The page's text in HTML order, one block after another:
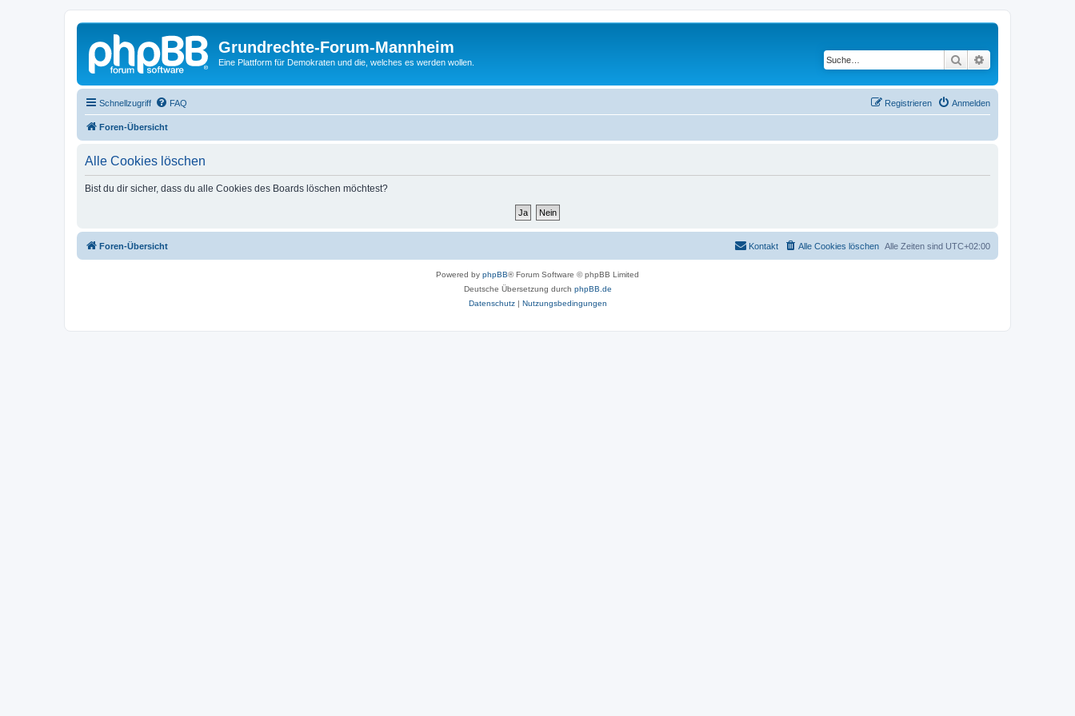
Grundrechte-Forum-Mannheim
Eine Plattform für Demokraten und die, welches es werden wollen. Suche
Schnellzugriff FAQ Anmelden
Registrieren
Foren-Übersicht
Alle Cookies löschen
Bist du dir sicher, dass du alle Cookies des Boards löschen möchtest?
Foren-Übersicht Alle Zeiten sind UTC+02:00
Alle Cookies löschen
Kontakt
Powered by phpBB® Forum Software © phpBB Limited
Deutsche Übersetzung durch phpBB.de
Datenschutz| Nutzungsbedingungen